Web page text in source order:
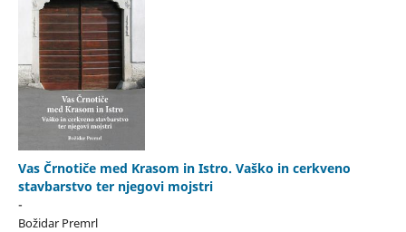
Vas Črnotiče med Krasom in Istro. Vaško in cerkveno
stavbarstvo ter njegovi mojstri
-
Božidar Premrl